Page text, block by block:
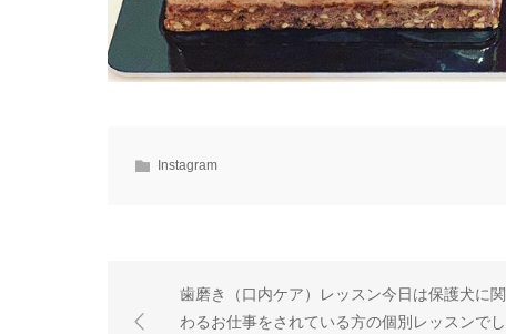
Instagram
歯磨き（口内ケア）レッスン 今日は 保護犬に関
わるお仕事を されている方の 個別レッスンでし